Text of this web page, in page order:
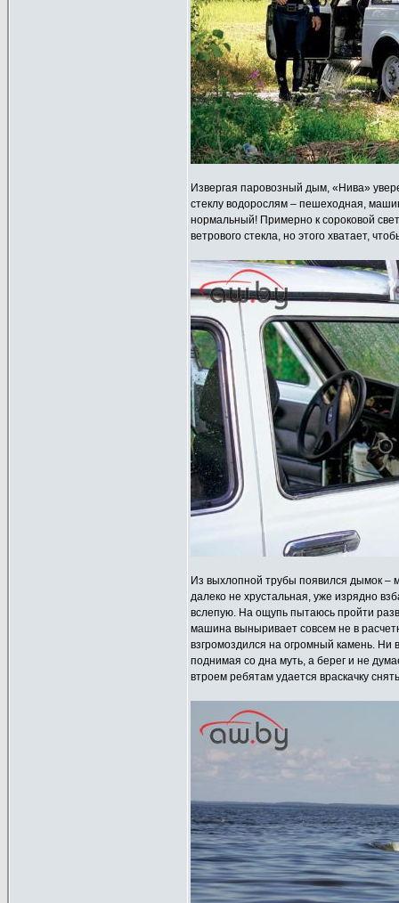
Извергая паровозный дым, «Нива»
стеклу водорослям – пешеходная,
нормальный! Примерно к сороковой
ветрового стекла, но этого хватает,
Из выхлопной трубы появился дымок –
далеко не хрустальная, уже изрядно
вслепую. На ощупь пытаюсь пройти
машина выныривает совсем не в
взгромоздился на огромный камень.
поднимая со дна муть, а берег и не
втроем ребятам удается враскачку